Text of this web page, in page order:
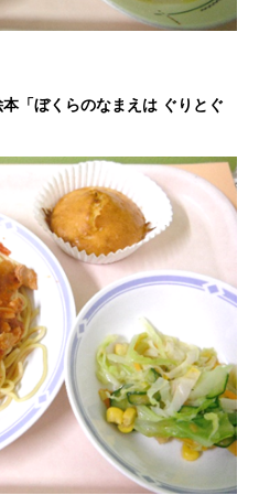
ぼくらのなまえは ぐりとぐ